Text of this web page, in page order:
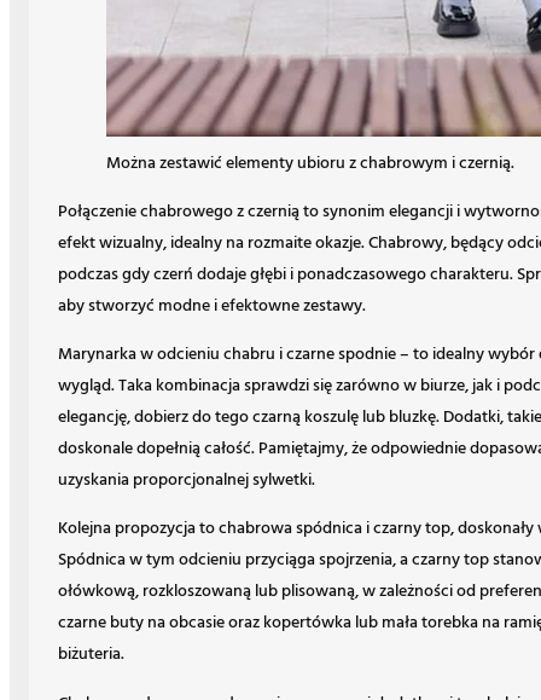
Można zestawić elementy ubioru z chabrowym i czernią.
Połączenie chabrowego z czernią to synonim elegancji i
efekt wizualny, idealny na rozmaite okazje. Chabrowy, będący
podczas gdy czerń dodaje głębi i ponadczasowego charakteru.
aby stworzyć modne i efektowne zestawy.
Marynarka w odcieniu chabru i czarne spodnie – to idealny
wygląd. Taka kombinacja sprawdzi się zarówno w biurze, jak i
elegancję, dobierz do tego czarną koszulę lub bluzkę. Dodatki,
doskonale dopełnią całość. Pamiętajmy, że odpowiednie
uzyskania proporcjonalnej sylwetki.
Kolejna propozycja to chabrowa spódnica i czarny top,
Spódnica w tym odcieniu przyciąga spojrzenia, a czarny top
ołówkową, rozkloszowaną lub plisowaną, w zależności od
czarne buty na obcasie oraz kopertówka lub mała torebka na
biżuteria.